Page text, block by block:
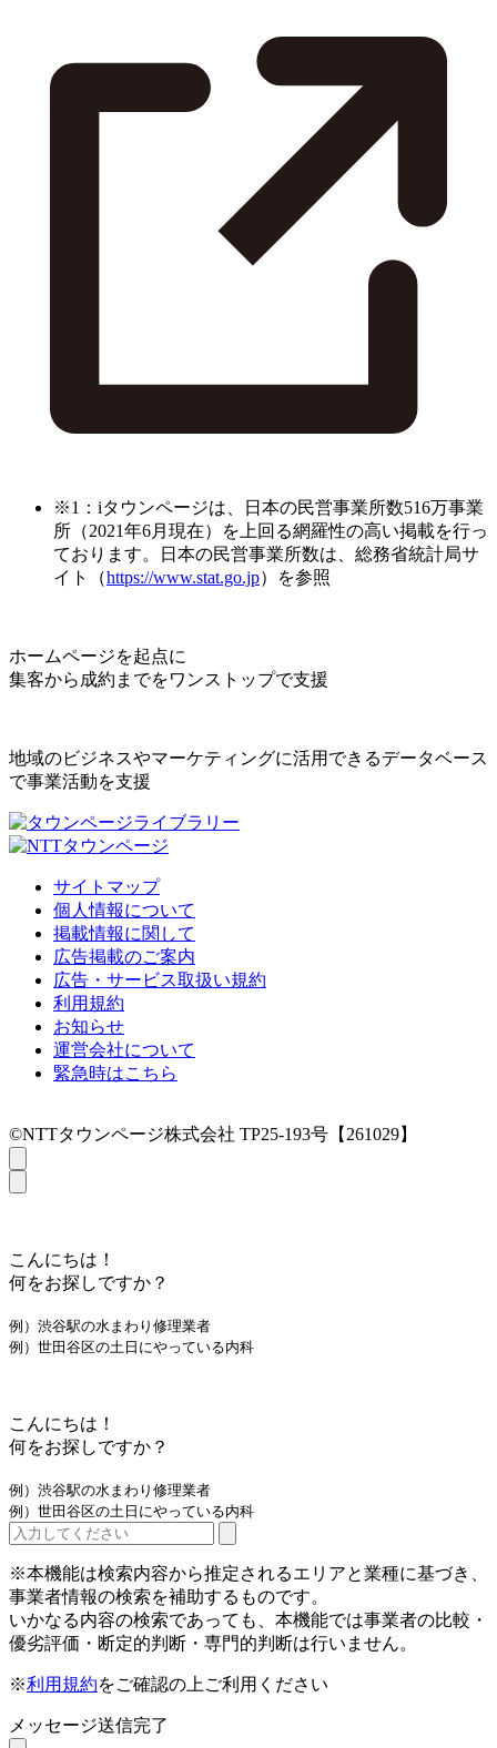
※1：iタウンページは、日本の民営事業所数516万事業
所（2021年6月現在）を上回る網羅性の高い掲載を行っ
ております。日本の民営事業所数は、総務省統計局サ
イト（https://www.stat.go.jp）を参照
ホームページを起点に
集客から成約までをワンストップで支援
地域のビジネスやマーケティングに活用できるデータベース
で事業活動を支援
サイトマップ
個人情報について
掲載情報に関して
広告掲載のご案内
広告・サービス取扱い規約
利用規約
お知らせ
運営会社について
緊急時はこちら
©NTTタウンページ株式会社 TP25-193号【261029】
こんにちは！
何をお探しですか？
例）渋谷駅の水まわり修理業者
例）世田谷区の土日にやっている内科
こんにちは！
何をお探しですか？
例）渋谷駅の水まわり修理業者
例）世田谷区の土日にやっている内科
※本機能は検索内容から推定されるエリアと業種に基づき、
事業者情報の検索を補助するものです。
いかなる内容の検索であっても、本機能では事業者の比較・
優劣評価・断定的判断・専門的判断は行いません。
※利用規約をご確認の上ご利用ください
メッセージ送信完了